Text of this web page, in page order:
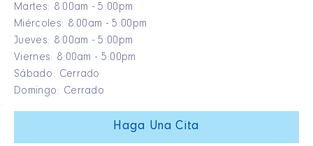
Martes: 8:00am - 5:00pm
Miércoles: 8:00am - 5:00pm
Jueves: 8:00am - 5:00pm
Viernes: 8:00am - 5:00pm
Sábado: Cerrado
Domingo: Cerrado
Haga Una Cita